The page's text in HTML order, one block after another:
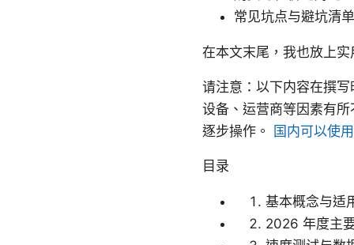
常见坑点与避坑清
在本文末尾，我也放上
请注意：以下内容在撰
设备、运营商等因素有
逐步操作。 国内可以使
目录
基本概念与适
2026 年度主